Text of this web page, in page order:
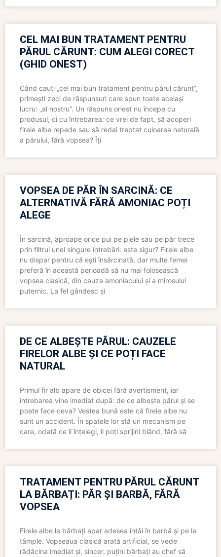
CEL MAI BUN TRATAMENT PENTRU
PĂRUL CĂRUNT: CUM ALEGI CORECT
(GHID ONEST)
Când cauți „cel mai bun tratament pentru părul cărunt”,
primești zeci de răspunsuri care spun toate același
lucru: „al nostru”. Un răspuns onest nu începe cu
produsul, ci cu întrebarea: ce vrei de fapt, să acoperi
firele albe repede sau să redai treptat culoarea naturală
a părului, fără vopsea? Îți
VOPSEA DE PĂR ÎN SARCINĂ: CE
ALTERNATIVĂ FĂRĂ AMONIAC POȚI
ALEGE
În sarcină, aproape orice pui pe piele sau pe păr trece
prin filtrul unei singure întrebări: este sigur? Firele albe
nu dispar pentru că ești însărcinată, dar multe femei
preferă în această perioadă să nu mai folosească
vopsea clasică, din cauza amoniacului și a mirosului
puternic. La fel gândesc și
DE CE ALBEȘTE PĂRUL: CAUZELE
FIRELOR ALBE ȘI CE POȚI FACE
NATURAL
Primul fir alb apare de obicei fără avertisment, iar
întrebarea vine imediat după: de ce albește părul și se
poate face ceva? Vestea bună este că firele albe nu
sunt un accident. În spatele lor stă un mecanism pe
care, odată ce îl înțelegi, îl poți sprijini blând, fără să
TRATAMENT PENTRU PĂRUL CĂRUNT
LA BĂRBAȚI: PĂR ȘI BARBĂ, FĂRĂ
VOPSEA
Firele albe la bărbați apar adesea întâi în barbă și pe la
tâmple. Vopseaua clasică arată artificial, se vede
rădăcina imediat și, sincer, puțini bărbați au chef să